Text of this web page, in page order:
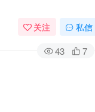
关注 私信
43 7